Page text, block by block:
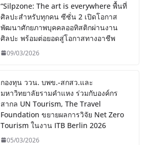
“Silpzone: The art is everywhere พื้นที่
ศิลปะสำหรับทุกคน ซีซั่น 2 เปิดโอกาส
พัฒนาศักยภาพบุคคลออทิสติกผ่านงาน
ศิลปะ พร้อมต่อยอดสู่โอกาสทางอาชีพ
09/03/2026
กองทุน ววน. บพข.-สกสว.และ
มหาวิทยาลัยรามคำแหง ร่วมกับองค์กร
สากล UN Tourism, The Travel
Foundation ขยายผลการวิจัย Net Zero
Tourism ในงาน ITB Berlin 2026
05/03/2026